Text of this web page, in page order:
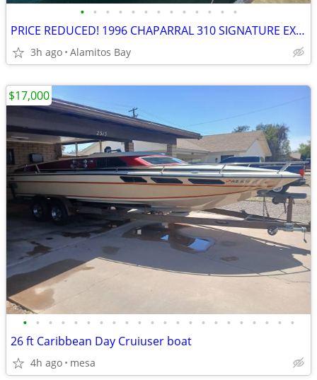
• • • • • • • • • • • • •
PRICE REDUCED! 1996 CHAPARRAL 310 SIGNATURE EXPRESS CRUISER FOR SALE
3h ago Alamitos Bay
• • • • • • • • • • • • • • • • • • • • • •
26 ft Caribbean Day Cruiuser boat
4h ago mesa
$17,000